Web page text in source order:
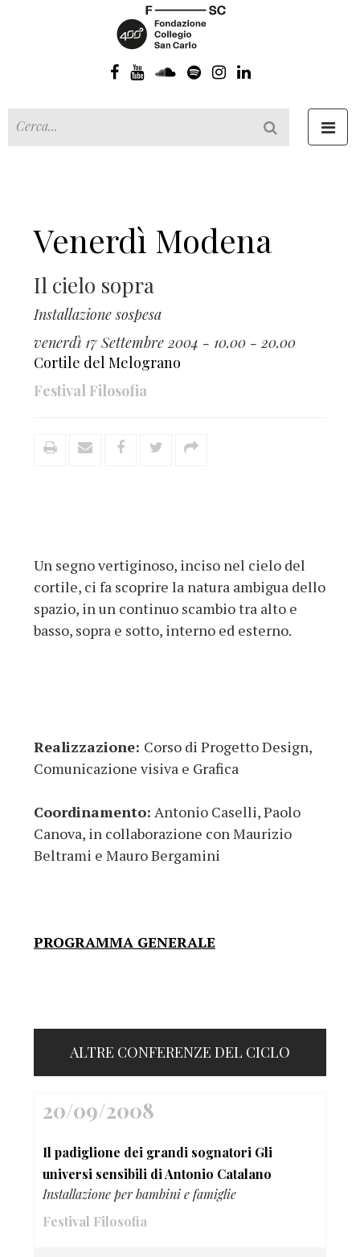
Venerdì Modena
Il cielo sopra
Installazione sospesa
venerdì 17 Settembre 2004 - 10.00 - 20.00
Cortile del Melograno
Festival Filosofia
Un segno vertiginoso, inciso nel cielo del
cortile, ci fa scoprire la natura ambigua dello
spazio, in un continuo scambio tra alto e
basso, sopra e sotto, interno ed esterno.
Realizzazione: Corso di Progetto Design,
Comunicazione visiva e Grafica
Coordinamento: Antonio Caselli, Paolo
Canova, in collaborazione con Maurizio
Beltrami e Mauro Bergamini
PROGRAMMA GENERALE
ALTRE CONFERENZE DEL CICLO
20/09/2008
Il padiglione dei grandi sognatori Gli
universi sensibili di Antonio Catalano
Installazione per bambini e famiglie
Festival Filosofia